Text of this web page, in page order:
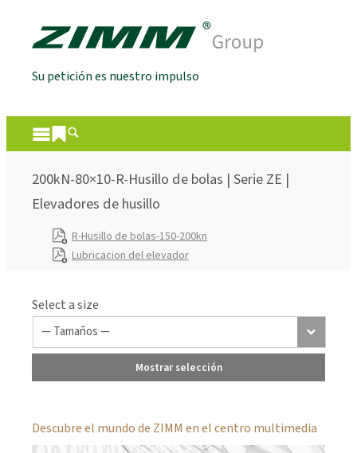
Su petición es nuestro impulso
200kN-80×10-R-Husillo de bolas | Serie ZE |
Elevadores de husillo
R-Husillo de bolas-150-200kn
Lubricacion del elevador
Select a size
Mostrar selección
Descubre el mundo de ZIMM en el centro multimedia